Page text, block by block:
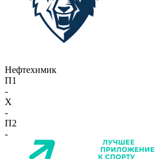
Нефтехимик
П1
-
X
-
П2
-